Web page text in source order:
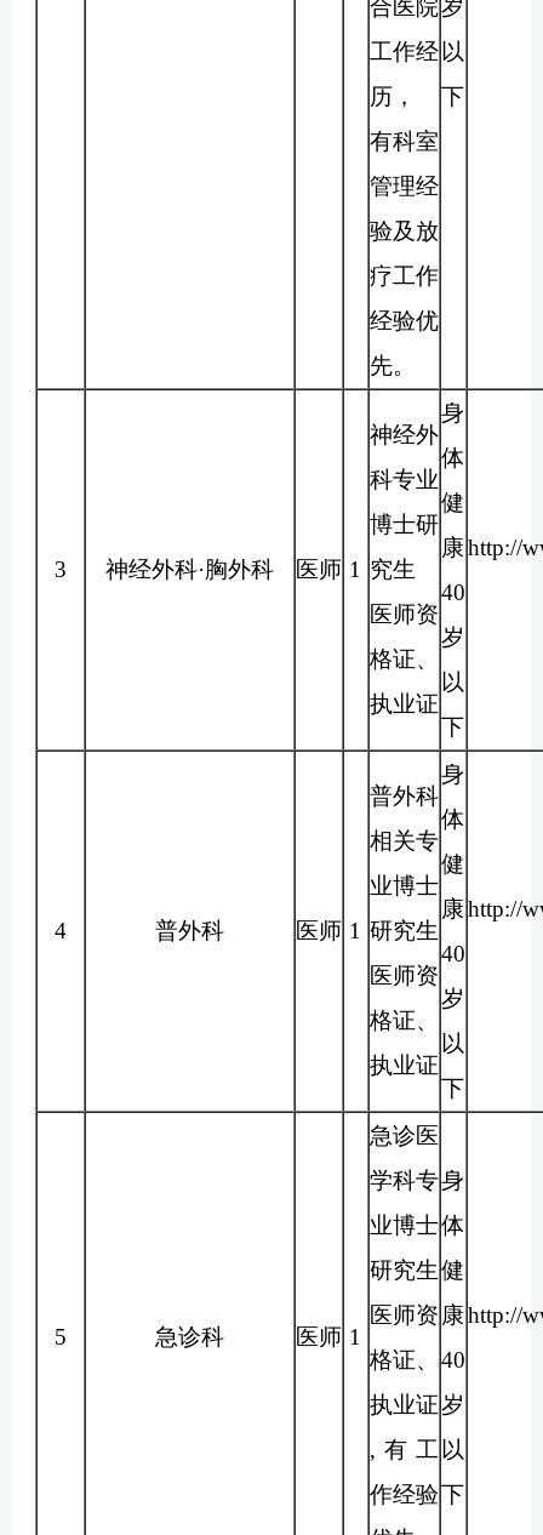
合医院
工作经
历，
有科室
管理经
验及放
疗工作
经验优
先。
岁
以
下
3 神经外科·胸外科 医师 1
神经外
科专业
博士研
究生
医师资
格证、
执业证
身
体
健
康
40
岁
以
下
http://
4 普外科 医师 1
普外科
相关专
业博士
研究生
医师资
格证、
执业证
身
体
健
康
40
岁
以
下
http://
5 急诊科 医师 1
急诊医
学科专
业博士
研究生
医师资
格证、
执业证
,有工
作经验
身
体
健
康
40
岁
以
下
http://